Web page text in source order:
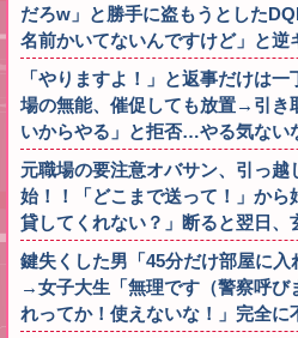
だろw」と勝手に盗もうとした
名前かいてないんですけど」と逆
「やりますよ！」と返事だけは
場の無能、催促しても放置→引き
いからやる」と拒否…やる気ない
元職場の要注意オバサン、引っ越
始！！「どこまで送って！」から
貸してくれない？」断ると翌日、
鍵失くした男「45分だけ部屋に入
→女子大生「無理です（警察呼
れってか！使えないな！」完全に